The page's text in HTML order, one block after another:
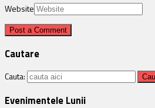
Website
Cautare
Cauta:
Evenimentele Lunii